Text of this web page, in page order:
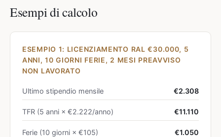
Esempi di calcolo
ESEMPIO 1: LICENZIAMENTO RAL €30.000, 5
ANNI, 10 GIORNI FERIE, 2 MESI PREAVVISO
NON LAVORATO
Ultimo stipendio mensile €2.308
TFR (5 anni × €2.222/anno) €11.110
Ferie (10 giorni × €105) €1.050